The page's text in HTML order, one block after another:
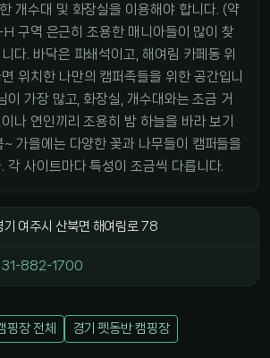
개수대 및 화장실을 이용해야 합니다. (약
구역 은근히 조용한 매니아들이 많이 찾
다. 바닥은 파쇄석이고, 해여림 카페동 위
위치한 나만의 캠퍼족들을 위한 공간입니
이 가장 많고, 화장실, 개수대와는 조금 거
나 연인끼리 조용히 밤 하늘을 바라 보기
~ 가을에는 다양한 꽃과 나무들이 캠퍼들을
각 사이트마다 특성이 조금씩 다릅니다.
기 여주시 산북면 해여림로 78
882-1700
핑장 전체 경기 펫동반 캠핑장